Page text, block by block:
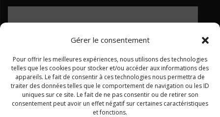
Gérer le consentement
Pour offrir les meilleures expériences, nous utilisons des technologies
telles que les cookies pour stocker et/ou accéder aux informations des
appareils. Le fait de consentir à ces technologies nous permettra de
traiter des données telles que le comportement de navigation ou les ID
uniques sur ce site. Le fait de ne pas consentir ou de retirer son
consentement peut avoir un effet négatif sur certaines caractéristiques
et fonctions.